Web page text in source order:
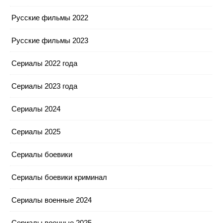
Русские фильмы 2022
Русские фильмы 2023
Сериалы 2022 года
Сериалы 2023 года
Сериалы 2024
Сериалы 2025
Сериалы боевики
Сериалы боевики криминал
Сериалы военные 2024